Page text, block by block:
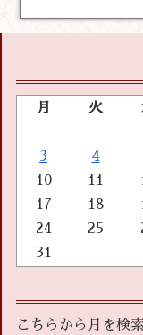
月 火
3
4
10
11
17
18
24
25
31